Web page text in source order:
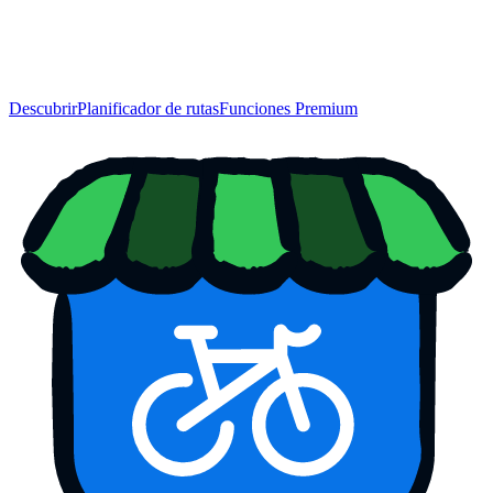
DescubrirPlanificador de rutasFunciones Premium